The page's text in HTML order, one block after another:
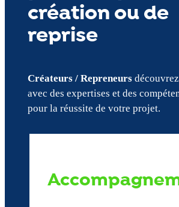
création ou de
reprise
Créateurs / Repreneurs
avec des expertises et des
pour la réussite de votre projet.